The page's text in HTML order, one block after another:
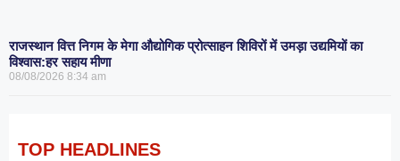
राजस्थान वित्त निगम के मेगा औद्योगिक प्रोत्साहन शिविरों में उमड़ा उद्यमियों का
विश्वास:हर सहाय मीणा
08/08/2026 8:34 am
TOP HEADLINES